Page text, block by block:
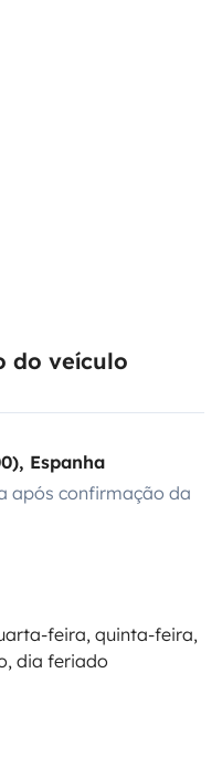
do veículo
Espanha
após confirmação da
feira, quinta-feira,
dia feriado